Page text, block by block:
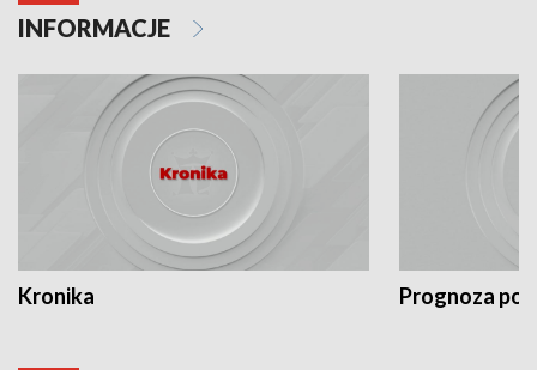
INFORMACJE
Kronika Prognoza